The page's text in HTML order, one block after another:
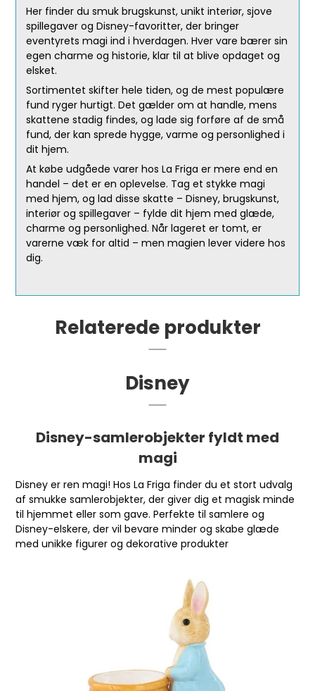
Her finder du smuk brugskunst, unikt interiør, sjove
spillegaver og Disney-favoritter, der bringer
eventyrets magi ind i hverdagen. Hver vare bærer sin
egen charme og historie, klar til at blive opdaget og
elsket.
Sortimentet skifter hele tiden, og de mest populære
fund ryger hurtigt. Det gælder om at handle, mens
skattene stadig findes, og lade sig forføre af de små
fund, der kan sprede hygge, varme og personlighed i
dit hjem.
At købe udgåede varer hos La Friga er mere end en
handel – det er en oplevelse. Tag et stykke magi
med hjem, og lad disse skatte – Disney, brugskunst,
interiør og spillegaver – fylde dit hjem med glæde,
charme og personlighed. Når lageret er tomt, er
varerne væk for altid – men magien lever videre hos
dig.
Relaterede produkter
Disney
Disney-samlerobjekter fyldt med
magi
Disney er ren magi! Hos La Friga finder du et stort udvalg
af smukke samlerobjekter, der giver dig et magisk minde
til hjemmet eller som gave. Perfekte til samlere og
Disney-elskere, der vil bevare minder og skabe glæde
med unikke figurer og dekorative produkter